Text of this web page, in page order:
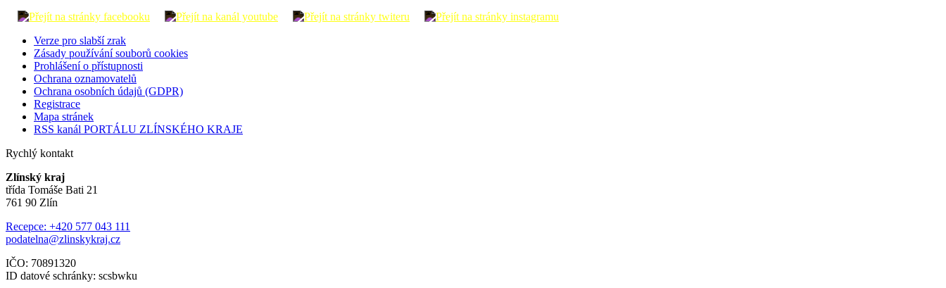
Verze pro slabší zrak
Zásady používání souborů cookies
Prohlášení o přístupnosti
Ochrana oznamovatelů
Ochrana osobních údajů (GDPR)
Registrace
Mapa stránek
RSS kanál PORTÁLU ZLÍNSKÉHO KRAJE
Rychlý kontakt
Zlínský kraj
třída Tomáše Bati 21
761 90 Zlín
Recepce: +420 577 043 111
podatelna@zlinskykraj.cz
IČO: 70891320
ID datové schránky: scsbwku